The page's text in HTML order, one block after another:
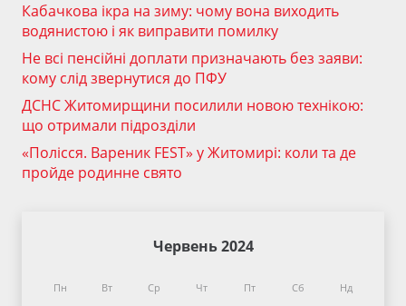
Кабачкова ікра на зиму: чому вона виходить
водянистою і як виправити помилку
Не всі пенсійні доплати призначають без заяви:
кому слід звернутися до ПФУ
ДСНС Житомирщини посилили новою технікою:
що отримали підрозділи
«Полісся. Вареник FEST» у Житомирі: коли та де
пройде родинне свято
Червень 2024
Пн Вт Ср Чт Пт Сб Нд